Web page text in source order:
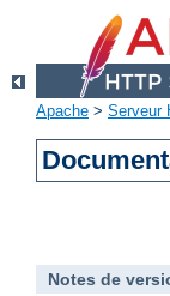
Apache > Serveur
Notes de